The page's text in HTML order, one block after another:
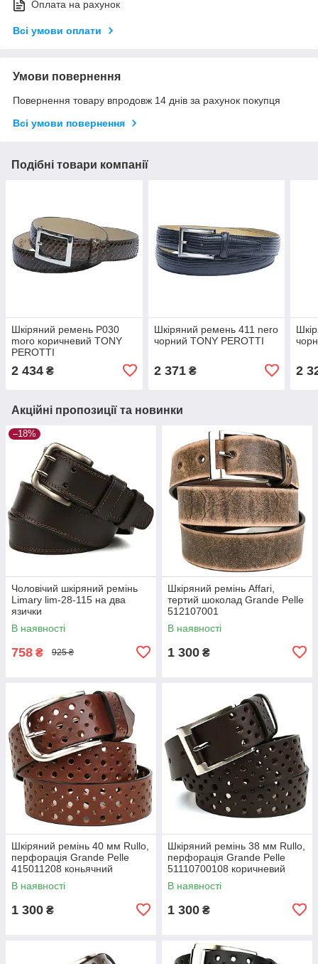
Оплата на рахунок
Всі умови оплати
Умови повернення
Повернення товару впродовж 14 днів за рахунок покупця
Всі умови повернення
Подібні товари компанії
Шкіряний ремень P030
moro коричневий TONY
PEROTTI
2 434 ₴
Шкіряний ремень 411 nero
чорний TONY PEROTTI
2 371₴ 2
Акційні пропозиції та новинки
–18%
Чоловічий шкіряний ремінь
Limary lim-28-115 на два
язички
В наявності
758 ₴ 925 ₴
Шкіряний ремінь Affari,
тертий шоколад Grande Pelle
512107001
В наявності
1 300 ₴
Шкіряний ремінь 40 мм Rullo,
перфорація Grande Pelle
415011208 коньячний
В наявності
1 300 ₴
Шкіряний ремінь 38 мм Rullo,
перфорація Grande Pelle
51110700108 коричневий
В наявності
1 300 ₴